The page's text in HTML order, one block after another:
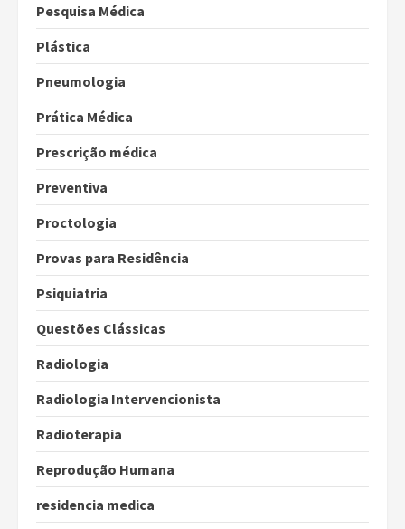
Pesquisa Médica
Plástica
Pneumologia
Prática Médica
Prescrição médica
Preventiva
Proctologia
Provas para Residência
Psiquiatria
Questões Clássicas
Radiologia
Radiologia Intervencionista
Radioterapia
Reprodução Humana
residencia medica